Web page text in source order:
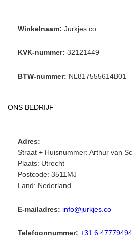
Winkelnaam: Jurkjes.co
KVK-nummer: 32121449
BTW-nummer: NL817555614B01
ONS BEDRIJF
Adres:
Straat + Huisnummer: Arthur van
Plaats: Utrecht
Postcode: 3511MJ
Land: Nederland
E-mailadres: info@jurkjes.co
Telefoonnummer: +31 6 47779494